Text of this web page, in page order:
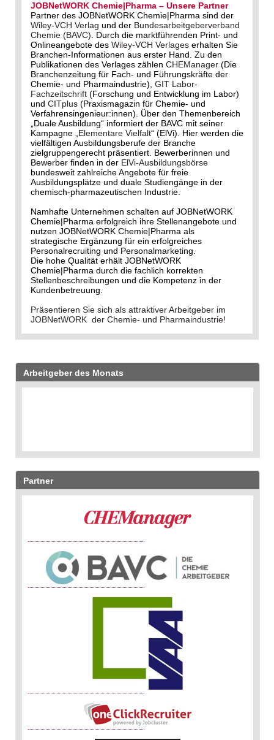
JOBNetWORK Chemie|Pharma – Unsere Partner
Partner des JOBNetWORK Chemie|Pharma sind der
Wiley-VCH Verlag und der Bundesarbeitgeberverband
Chemie (BAVC). Durch die marktführenden Print- und
Onlineangebote des Wiley-VCH Verlages erhalten Sie
Branchen-Informationen aus erster Hand. Zu den
Publikationen des Verlages zählen CHEManager (Die
Branchenzeitung für Fach- und Führungskräfte der
Chemie- und Pharmaindustrie), GIT Labor-
Fachzeitschrift (Forschung und Entwicklung im Labor)
und CITplus (Praxismagazin für Chemie- und
Verfahrensingenieur:innen). Über den Themenbereich
„Duale Ausbildung“ informiert der BAVC mit seiner
Kampagne „Elementare Vielfalt“ (ElVi). Hier werden die
vielfältigen Ausbildungsberufe der Branche
zielgruppengerecht präsentiert. Bewerberinnen und
Bewerber finden in der ElVi-Ausbildungsbörse
bundesweit zahlreiche Angebote für freie
Ausbildungsplätze und duale Studiengänge in der
chemisch-pharmazeutischen Industrie.
Namhafte Unternehmen schalten auf JOBNetWORK
Chemie|Pharma erfolgreich ihre Stellenangebote und
nutzen JOBNetWORK Chemie|Pharma als
strategische Ergänzung für ein erfolgreiches
Personalrecruiting und Personalmarketing.
Die hohe Qualität erhält JOBNetWORK
Chemie|Pharma durch die fachlich korrekten
Stellenbeschreibungen und die Kompetenz in der
Kundenbetreuung.
Präsentieren Sie sich als attraktiver Arbeitgeber im
JOBNetWORK der Chemie- und Pharmaindustrie!
Arbeitgeber des Monats
Partner